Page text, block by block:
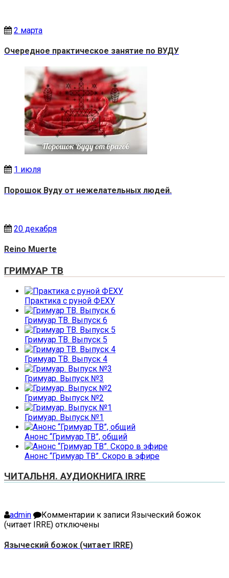
2 марта
Очередное практическое занятие по ВУДУ
1 июля
Порошок Вуду от нежелательных людей.
20 декабря
Reino Muerte
ГРИМУАР ТВ
Практика с руной ФЕХУ
Гримуар ТВ. Выпуск 6
Гримуар ТВ. Выпуск 5
Гримуар ТВ. Выпуск 4
Гримуар. Выпуск №3
Гримуар. Выпуск №2
Гримуар. Выпуск №1
Анонс “Гримуар ТВ”, общий
Анонс “Гримуар ТВ”. Скоро в эфире
ЧИТАЛЬНЯ. АУДИОКНИГА IRRE
admin Комментарии к записи Языческий божок
(читает IRRE) отключены
Языческий божок (читает IRRE)